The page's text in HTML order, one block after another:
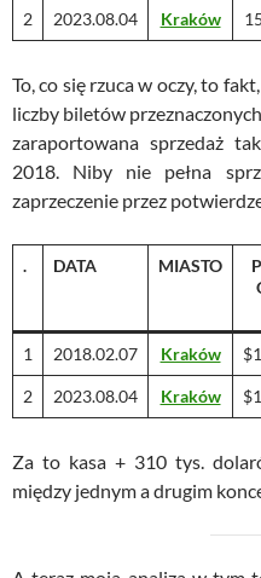
2 2023.08.04 Kraków
To, co się rzuca w oczy, to
liczby biletów
zaraportowana sprzedaż
2018. Niby nie pełna
zaprzeczenie przez
. DATA MIASTO
1 2018.02.07 Kraków
2 2023.08.04 Kraków
Za to kasa + 310 tys.
między jednym a drugim